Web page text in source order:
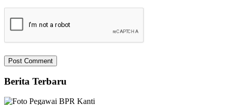
Berita Terbaru